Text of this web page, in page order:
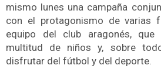
mismo lunes una campaña
con el protagonismo de varias
equipo del club aragonés,
multitud de niños y, sobre
disfrutar del fútbol y del deporte.